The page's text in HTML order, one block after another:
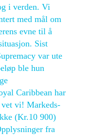
i verden. Vi
med mål om
evne til å
Sist
var ute
ble hun
Caribbean har
vi! Markeds-
(Kr.10 900)
fra